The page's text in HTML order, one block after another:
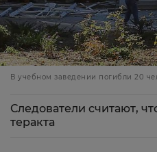
В учебном заведении погибли 20
Следователи считают,
теракта